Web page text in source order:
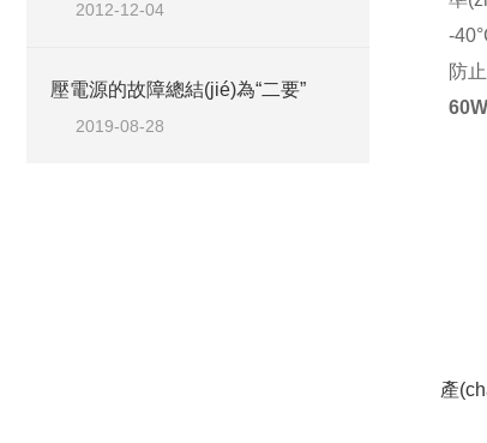
2012-12-04
壓電源的故障總結(jié)為“二要”
2019-08-28
-40°
防
產